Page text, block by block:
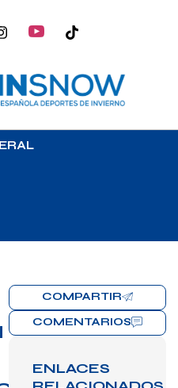
COMPARTIR
COMENTARIOS
ENLACES